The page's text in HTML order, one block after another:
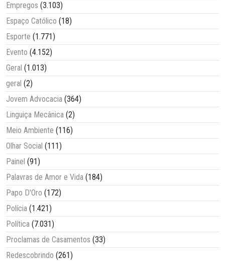
Empregos (3.103)
Espaço Católico (18)
Esporte (1.771)
Evento (4.152)
Geral (1.013)
geral (2)
Jovem Advocacia (364)
Linguiça Mecânica (2)
Meio Ambiente (116)
Olhar Social (111)
Painel (91)
Palavras de Amor e Vida (184)
Papo D'Oro (172)
Polícia (1.421)
Política (7.031)
Proclamas de Casamentos (33)
Redescobrindo (261)